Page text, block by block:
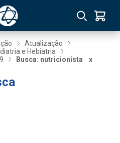
Atualização
e Hebiatria
Busca: nutricionista x